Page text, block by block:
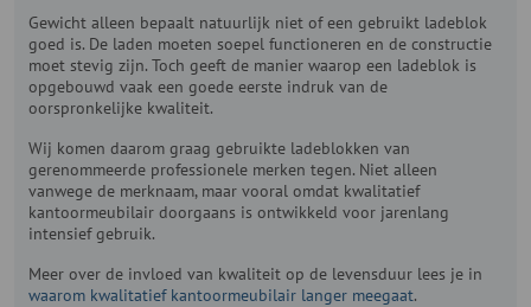
Gewicht alleen bepaalt natuurlijk niet of een gebruikt ladeblok
goed is. De laden moeten soepel functioneren en de constructie
moet stevig zijn. Toch geeft de manier waarop een ladeblok is
opgebouwd vaak een goede eerste indruk van de
oorspronkelijke kwaliteit.
Wij komen daarom graag gebruikte ladeblokken van
gerenommeerde professionele merken tegen. Niet alleen
vanwege de merknaam, maar vooral omdat kwalitatief
kantoormeubilair doorgaans is ontwikkeld voor jarenlang
intensief gebruik.
Meer over de invloed van kwaliteit op de levensduur lees je in
waarom kwalitatief kantoormeubilair langer meegaat.